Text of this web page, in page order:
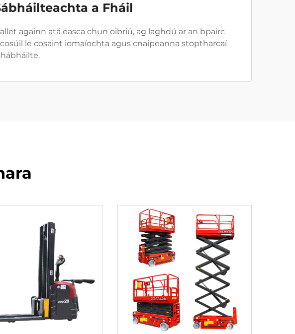
a Fháil
againn atá éasca chun oibriú, ag laghdú ar an bpairc
le cosaint iomaíochta agus cnaipeanna stoptharcaí